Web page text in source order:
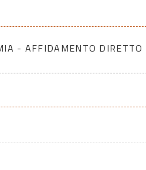
- AFFIDAMENTO DIRETTO